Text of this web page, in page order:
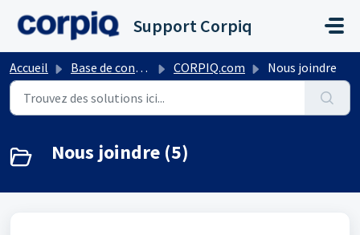
Passer au contenu principal
Support Corpiq
Accueil Base de connaissances CORPIQ.com Nous joindre
Nous joindre (5)